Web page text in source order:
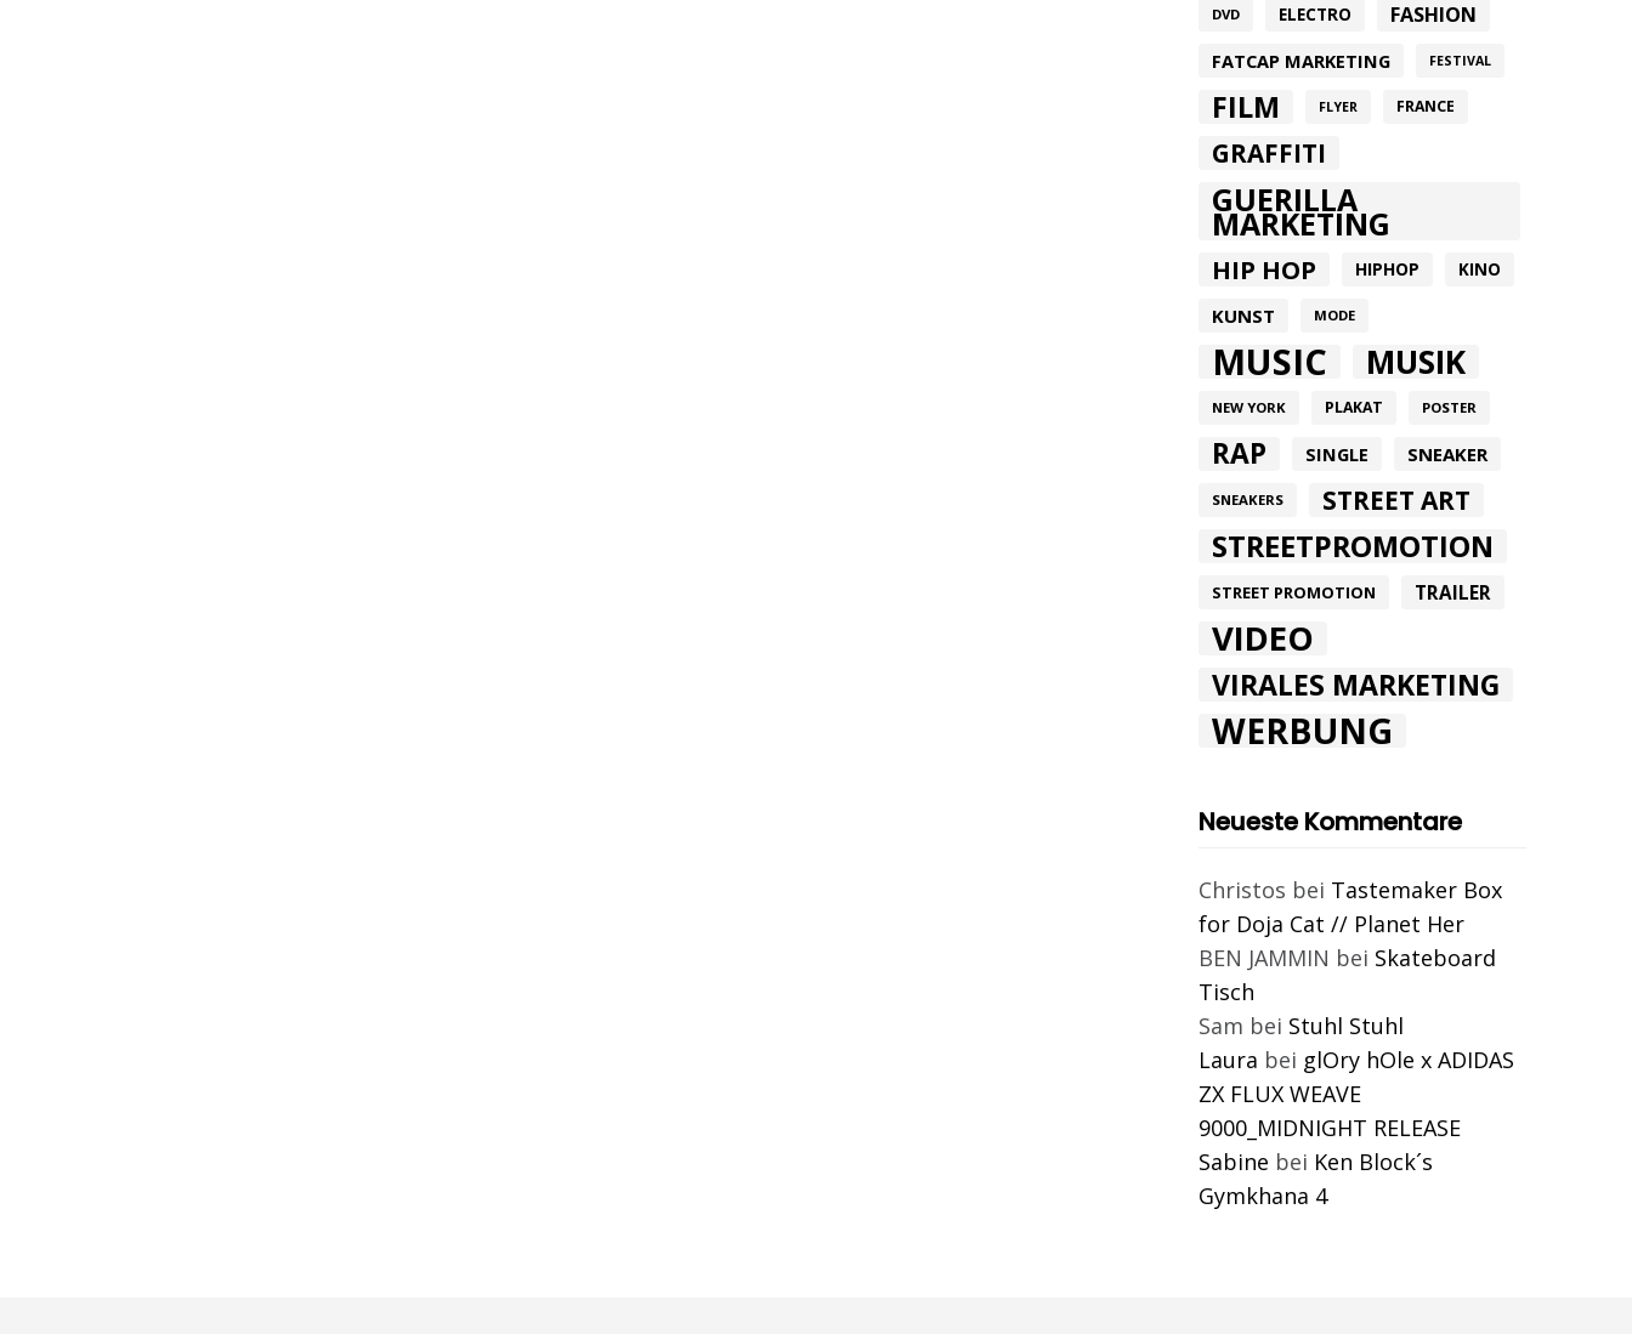
DVD ELECTRO FASHION
FATCAP MARKETING FESTIVAL
FILM FLYER FRANCE
GRAFFITI
GUERILLA
MARKETING
HIP HOP HIPHOP KINO
KUNST MODE
MUSIC MUSIK
NEW YORK PLAKAT POSTER
RAP SINGLE SNEAKER
SNEAKERS STREET ART
STREETPROMOTION
STREET PROMOTION TRAILER
VIDEO
VIRALES MARKETING
WERBUNG
Neueste Kommentare
Christos bei Tastemaker Box
for Doja Cat // Planet Her
BEN JAMMIN bei Skateboard
Tisch
Sam bei Stuhl Stuhl
Laura bei glOry hOle x ADIDAS
ZX FLUX WEAVE
9000_MIDNIGHT RELEASE
Sabine bei Ken Block´s
Gymkhana 4